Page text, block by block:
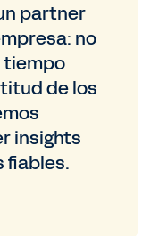
partner
no
tiempo
de los
insights
fiables.